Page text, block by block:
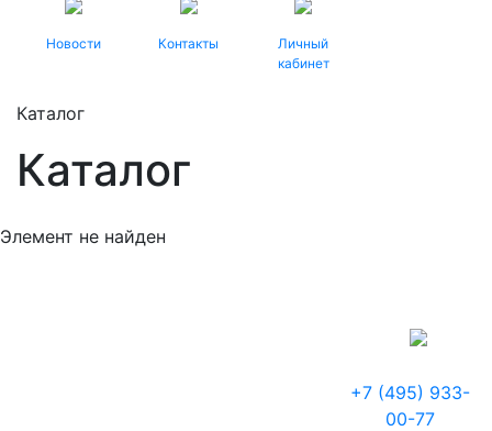
Новости Контакты
Личный
кабинет
Каталог
Каталог
Элемент не найден
+7 (495) 933-
00-77